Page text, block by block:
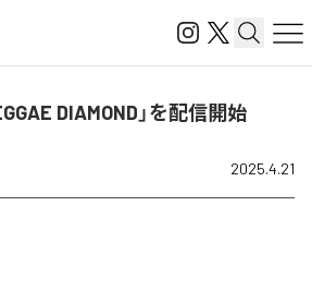
DIAMOND」を配信開始
2025.4.21